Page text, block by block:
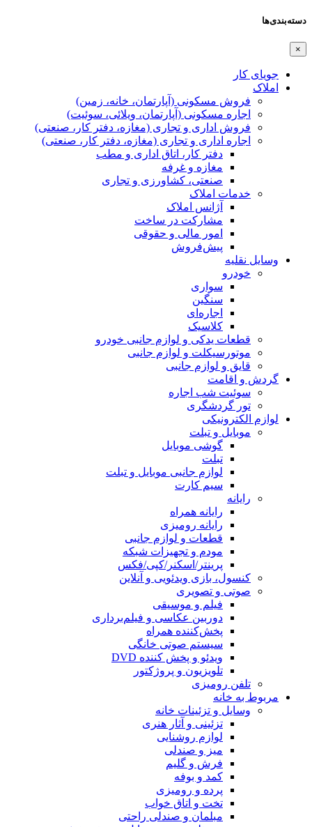
دسته‌بندی‌ها
×
جویای کار
املاک
فروش مسکونی (آپارتمان، خانه، زمین)
اجاره مسکونی (آپارتمان، ویلائی، سوئیت)
فروش اداری و تجاری (مغازه، دفتر کار، صنعتی)
اجاره اداری و تجاری (مغازه، دفتر کار، صنعتی)
دفتر کار، اتاق اداری و مطب
مغازه و غرفه
صنعتی،‌ کشاورزی و تجاری
خدمات املاک
آژانس املاک
مشارکت در ساخت
امور مالی و حقوقی
پیش‌فروش
وسایل نقلیه
خودرو
سواری
سنگین
اجاره‌ای
کلاسیک
قطعات یدکی و لوازم جانبی خودرو
موتورسیکلت و لوازم جانبی
قایق و لوازم جانبی
گردش و اقامت
سوئیت شب اجاره
تور گردشگری
لوازم الکترونیکی
موبایل و تبلت
گوشی موبایل
تبلت
لوازم جانبی موبایل و تبلت
سیم کارت
رایانه
رایانه همراه
رایانه رومیزی
قطعات و لوازم جانبی
مودم و تجهیزات شبکه
پرینتر/اسکنر/کپی/فکس
کنسول، بازی‌ ویدئویی و آنلاین
صوتی و تصویری
فیلم و موسیقی
دوربین عکاسی و فیلم‌برداری
پخش‌کننده همراه
سیستم صوتی خانگی
ویدئو و پخش کننده DVD
تلویزیون و پروژکتور
تلفن رومیزی
مربوط به خانه
وسایل و تزئینات خانه
تزئینی و آثار هنری
لوازم روشنایی
میز و صندلی
فرش و گلیم
کمد و بوفه
پرده و رومیزی
تخت و اتاق خواب
مبلمان و صندلی راحتی